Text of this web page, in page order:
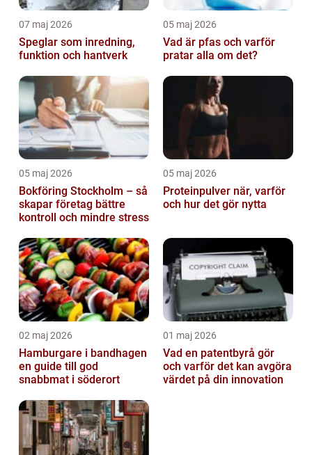
07 maj 2026
Speglar som inredning,
funktion och hantverk
05 maj 2026
Vad är pfas och varför
pratar alla om det?
05 maj 2026
Bokföring Stockholm – så
skapar företag bättre
kontroll och mindre stress
05 maj 2026
Proteinpulver när, varför
och hur det gör nytta
02 maj 2026
Hamburgare i bandhagen
en guide till god
snabbmat i söderort
01 maj 2026
Vad en patentbyrå gör
och varför det kan avgöra
värdet på din innovation